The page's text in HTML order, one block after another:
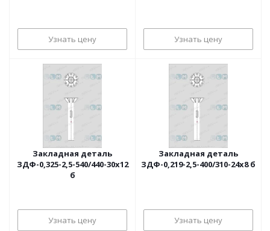
Узнать цену Узнать цену
Закладная деталь
ЗДФ-0,325-2,5-540/440-30х12
б
Узнать цену
Закладная деталь
ЗДФ-0,219-2,5-400/310-24х8 б
Узнать цену